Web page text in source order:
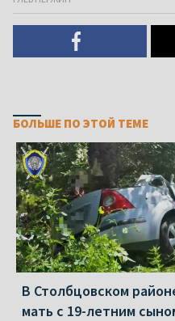
БОЛЬШЕ ПО ЭТОЙ ТЕМЕ
В Столбцовском
мать с 19-летним